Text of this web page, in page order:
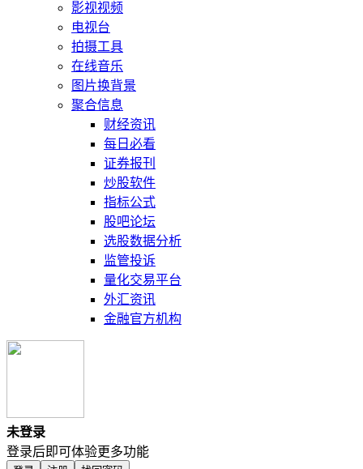
影视视频
电视台
拍摄工具
在线音乐
图片换背景
聚合信息
财经资讯
每日必看
证券报刊
炒股软件
指标公式
股吧论坛
选股数据分析
监管投诉
量化交易平台
外汇资讯
金融官方机构
未登录
登录后即可体验更多功能